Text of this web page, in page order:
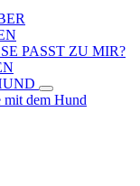
PASST ZU MIR?
mit dem Hund